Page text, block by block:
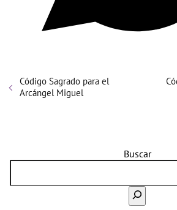
Código Sagrado para el
Arcángel Miguel
Buscar